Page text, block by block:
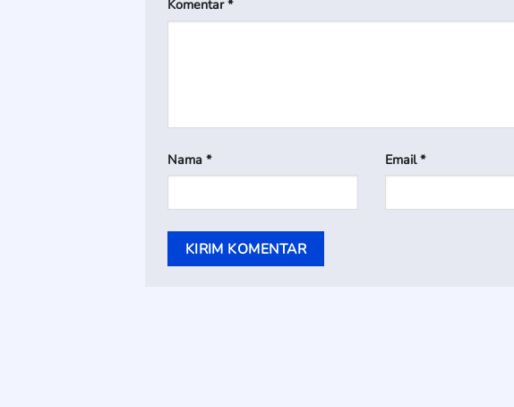
Komentar*
Nama * Email*